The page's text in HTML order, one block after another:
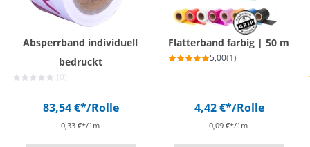
Absperrband individuell
bedruckt
(0)
83,54 €*/Rolle
0,33 €*/1m
Flatterband farbig | 50 m
5,00(1)
4,42 €*/Rolle
0,09 €*/1m